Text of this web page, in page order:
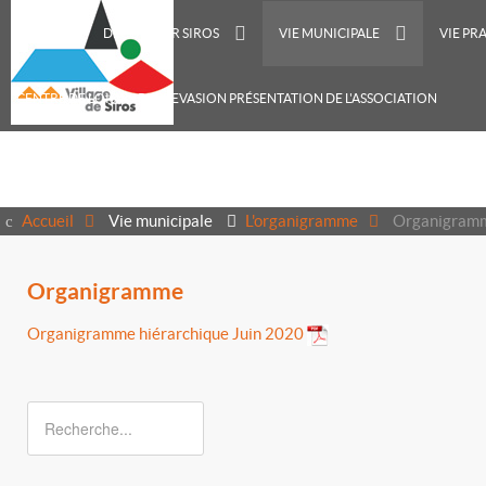
DÉCOUVRIR SIROS VIE MUNICIPALE VIE
CENTRE DE LOISIRS RECREVASION PRÉSENTATION DE L'ASSOCIATION
Accueil Vie municipale L'organigramme
Organigramme
Organigramme hiérarchique Juin 2020